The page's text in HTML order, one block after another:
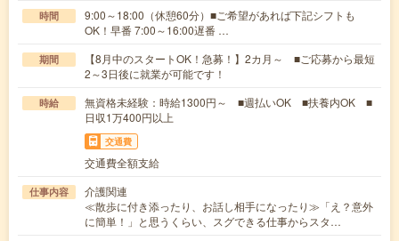
時間
9:00～18:00（休憩60分）■ご希望があれば下記シフトも
OK！早番 7:00～16:00遅番 …
期間
【8月中のスタートOK！急募！】2カ月～ ■ご応募から最短
2～3日後に就業が可能です！
時給
無資格未経験：時給1300円～ ■週払いOK ■扶養内OK ■
日収1万400円以上
交通費
交通費全額支給
仕事内容
介護関連
≪散歩に付き添ったり、お話し相手になったり≫「え？意外
に簡単！」と思うくらい、スグできる仕事からスタ…